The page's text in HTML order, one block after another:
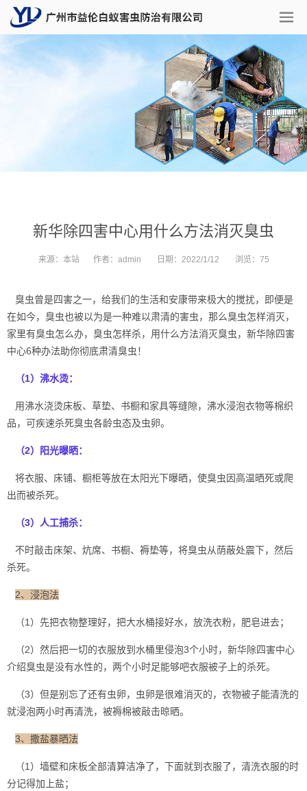
新华除四害中心用什么方法消灭臭虫
来源： 本站 作者： admin 日期： 2022/1/12 浏览： 75
臭虫曾是四害之一，给我们的生活和安康带来极大的搅扰，即便是
在如今，臭虫也被以为是一种难以肃清的害虫，那么臭虫怎样消灭，
家里有臭虫怎么办，臭虫怎样杀，用什么方法消灭臭虫， 新华除四害
中心6种办法助你彻底肃清臭虫！
（1）沸水烫：
用沸水浇烫床板、草垫、书橱和家具等缝隙，沸水浸泡衣物等棉织
品，可疾速杀死臭虫各龄虫态及虫卵。
（2）阳光曝晒：
将衣服、床铺、橱柜等放在太阳光下曝晒，使臭虫因高温晒死或爬
出而被杀死。
（3）人工捕杀：
不时敲击床架、炕席、 书橱、褥垫等，将臭虫从荫蔽处震下，然后
杀死。
2、浸泡法
（1）先把衣物整理好，把大水桶接好水，放洗衣粉，肥皂进去；
（2）然后把一切的衣服放到水桶里侵泡3个小时，新华除四害中心
介绍臭虫是没有水性的，两个小时足能够吧衣服被子上的杀死。
（3）但是别忘了还有虫卵，虫卵是很难消灭的，衣物被子能清洗的
就浸泡两小时再清洗，被褥棉被敲击晾晒。
3、撒盐暴晒法
（1）墙壁和床板全部清算洁净了，下面就到衣服了，清洗衣服的时
分记得加上盐；